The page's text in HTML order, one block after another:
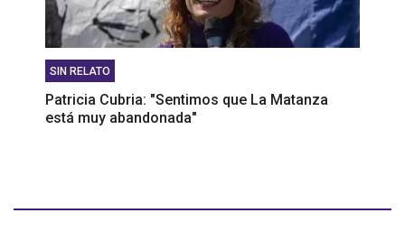
SIN RELATO
Patricia Cubria: "Sentimos que La Matanza
está muy abandonada"